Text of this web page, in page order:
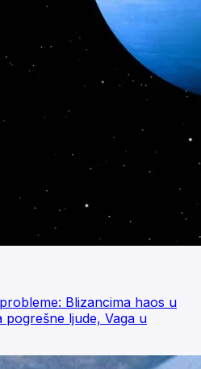
Blizancima haos u
ljude, Vaga u